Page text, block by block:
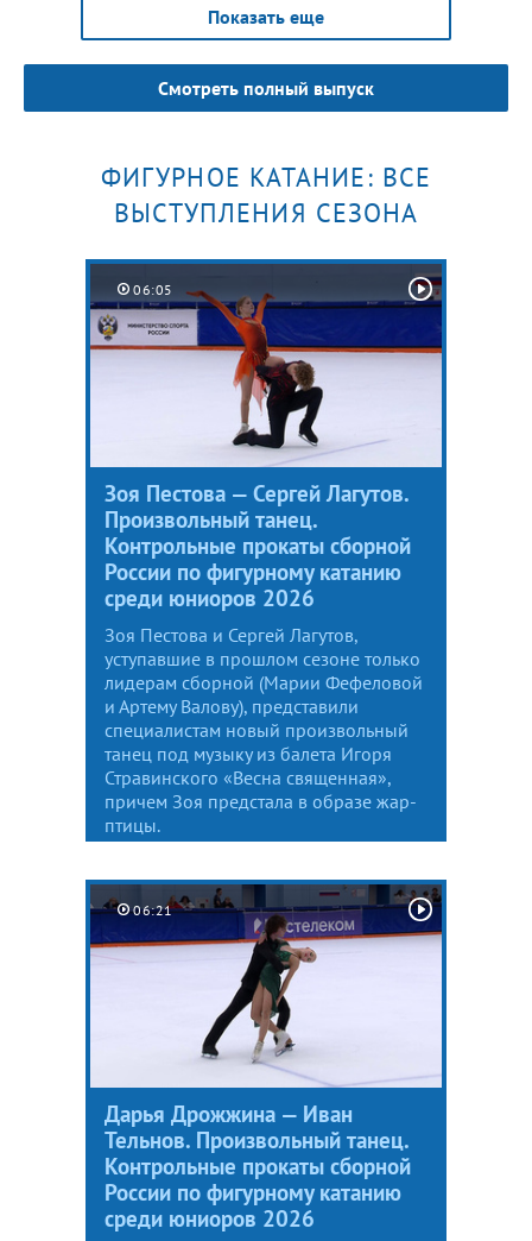
Показать еще
Смотреть полный выпуск
ФИГУРНОЕ КАТАНИЕ: ВСЕ
ВЫСТУПЛЕНИЯ СЕЗОНА
06:05
Зоя Пестова — Сергей Лагутов.
Произвольный танец.
Контрольные прокаты сборной
России по фигурному катанию
среди юниоров 2026
Зоя Пестова и Сергей Лагутов,
уступавшие в прошлом сезоне только
лидерам сборной (Марии Фефеловой
и Артему Валову), представили
специалистам новый произвольный
танец под музыку из балета Игоря
Стравинского «Весна священная»,
причем Зоя предстала в образе жар-
птицы.
06:21
Дарья Дрожжина — Иван
Тельнов. Произвольный танец.
Контрольные прокаты сборной
России по фигурному катанию
среди юниоров 2026